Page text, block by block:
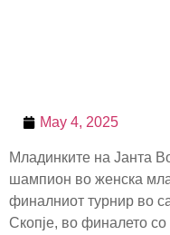
May 4, 2025
Младинките на Јанта
шампион во женска
финалниот турнир во
Скопје, во финалето со